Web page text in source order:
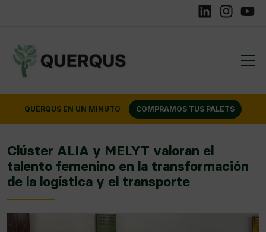
LinkedinInstagram
QUERQUS EN UN MINUTO COMPRAMOS TUS PALETS
Clúster ALIA y MELYT valoran el
talento femenino en la transformación
de la logística y el transporte